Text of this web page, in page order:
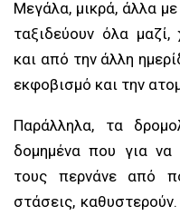
Μεγάλα, μικρά, άλλα
ταξιδεύουν όλα μαζί,
και από την άλλη
εκφοβισμό και την
Παράλληλα, τα
δομημένα που για να
τους περνάνε από
στάσεις,